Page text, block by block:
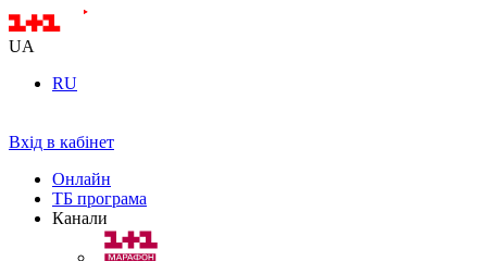
UA
RU
Вхід в кабінет
Онлайн
ТБ програма
Канали